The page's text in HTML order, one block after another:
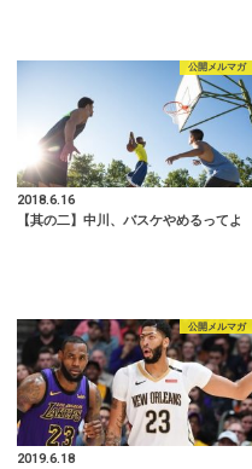
公開メルマガ
2018.6.16
【其の二】中川、バスケやめるってよ
公開メルマガ
2019.6.18